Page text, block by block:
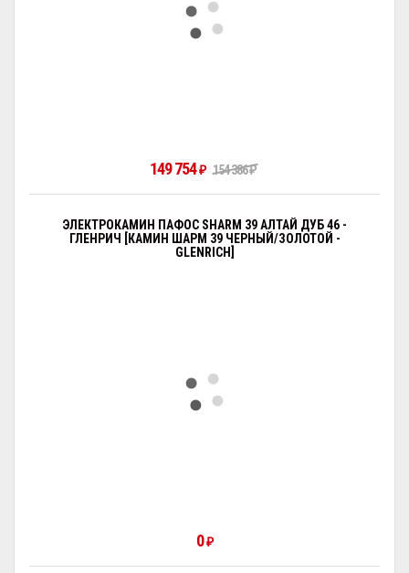
149 754₽ 154 386₽
ЭЛЕКТРОКАМИН ПАФОС SHARM 39 АЛТАЙ ДУБ 46 -
ГЛЕНРИЧ [КАМИН ШАРМ 39 ЧЕРНЫЙ/ЗОЛОТОЙ -
GLENRICH]
0₽